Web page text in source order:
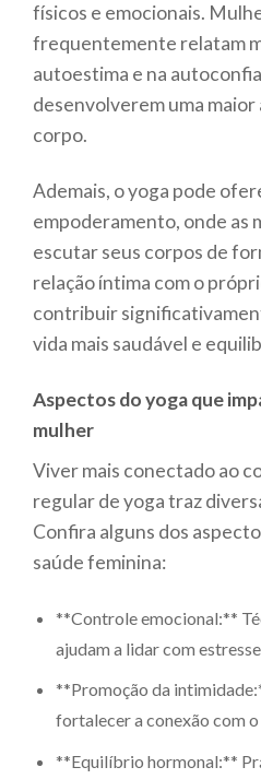
físicos e emocionais.
frequentemente relatam
autoestima e na
desenvolverem uma maior
corpo.
Ademais, o yoga pode
empoderamento, onde as
escutar seus corpos de
relação íntima com o
contribuir
vida mais saudável e
Aspectos do yoga que
mulher
Viver mais conectado ao
regular de yoga traz
Confira alguns dos
saúde feminina:
**Controle emocional:**
ajudam a lidar com
**Promoção da
fortalecer a conexão com
**Equilíbrio hormonal:**